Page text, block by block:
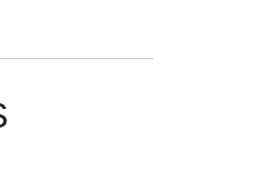
Visos
viziją.
akcentu.